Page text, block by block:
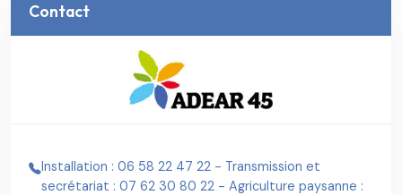
Contact
Installation : 06 58 22 47 22 - Transmission et
secrétariat : 07 62 30 80 22 - Agriculture paysanne :